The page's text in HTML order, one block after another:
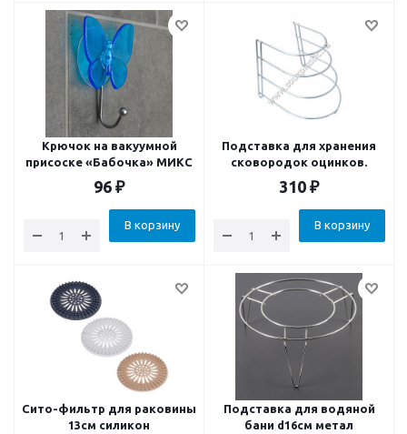
Крючок на вакуумной
присоске «Бабочка» МИКС
96 ₽
В корзину
Подставка для хранения
сковородок оцинков.
310 ₽
В корзину
Сито-фильтр для раковины
13см силикон
Подставка для водяной
бани d16см метал